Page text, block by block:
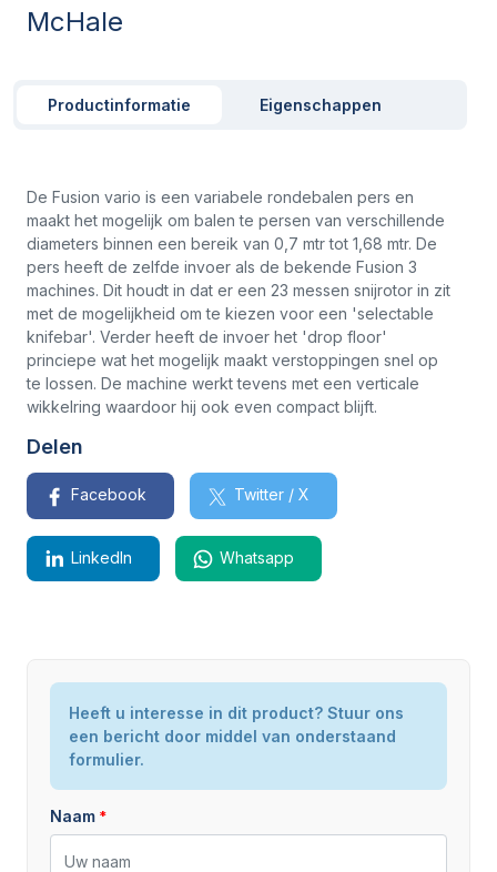
McHale
Productinformatie Eigenschappen
De Fusion vario is een variabele rondebalen pers en
maakt het mogelijk om balen te persen van verschillende
diameters binnen een bereik van 0,7 mtr tot 1,68 mtr. De
pers heeft de zelfde invoer als de bekende Fusion 3
machines. Dit houdt in dat er een 23 messen snijrotor in zit
met de mogelijkheid om te kiezen voor een 'selectable
knifebar'. Verder heeft de invoer het 'drop floor'
princiepe wat het mogelijk maakt verstoppingen snel op
te lossen. De machine werkt tevens met een verticale
wikkelring waardoor hij ook even compact blijft.
Delen
Facebook Twitter / X
LinkedIn Whatsapp
Model / Type Fusion 3 Vario
Heeft u interesse in dit product? Stuur ons
een bericht door middel van onderstaand
formulier.
Naam